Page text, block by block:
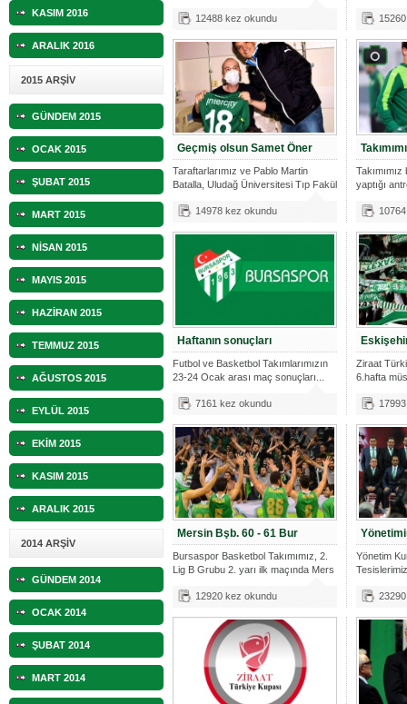
KASIM 2016
ARALIK 2016
2015 ARŞİV
GÜNDEM 2015
OCAK 2015
ŞUBAT 2015
MART 2015
NİSAN 2015
MAYIS 2015
HAZİRAN 2015
TEMMUZ 2015
AĞUSTOS 2015
EYLÜL 2015
EKİM 2015
KASIM 2015
ARALIK 2015
2014 ARŞİV
GÜNDEM 2014
OCAK 2014
ŞUBAT 2014
MART 2014
12488 kez okundu
Geçmiş olsun Samet Öner
Taraftarlarımız ve Pablo Martin
Batalla, Uludağ Üniversitesi Tıp Fakül
14978 kez okundu
yaptığı
Haftanın sonuçları
Futbol ve Basketbol Takımlarımızın
23-24 Ocak arası maç sonuçları...
7161 kez okundu
Ziraat
6.hafta
Mersin Bşb. 60 - 61 Bur
Bursaspor Basketbol Takımımız, 2.
Lig B Grubu 2. yarı ilk maçında Mers
12920 kez okundu
Yönetim